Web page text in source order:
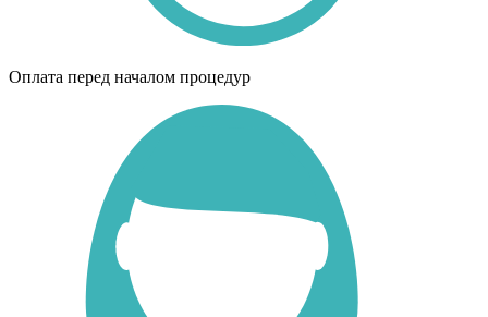
Оплата перед началом процедур